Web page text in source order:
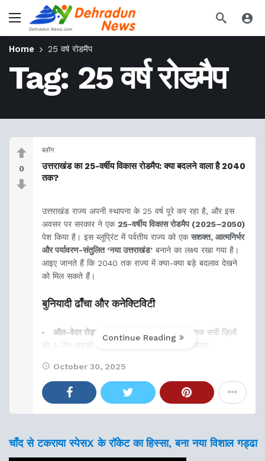
Home 25 वर्ष रोडमैप
Tag: 25 वर्ष रोडमैप
0
ब्लॉग
उत्तराखंड का 25-वर्षीय विकास रोडमैप: क्या बदलने वाला है 2040
तक?
उत्तराखंड राज्य अपनी स्थापना के 25 वर्ष पूरे कर रहा है, और इस
अवसर पर सरकार ने एक 25-वर्षीय विकास रोडमैप (2025–2050)
पेश किया है। इस ब्लूप्रिंट में पर्वतीय राज्य को एकसशक्त, आत्मनिर्भर
और पर्यावरण-संतुलित ‘नया उत्तराखंड’ बनाने का लक्ष्य रखा गया है।
आइए जानते हैं कि 2040 तक राज्य में क्या-क्या बड़े बदलाव देखने
को मिल सकते हैं।
बुनियादी ढाँचा और कनेक्टिविटी
ऑल-वेदर रोड्स और हिल हाइवे नेटवर्क:
2030 तक सभी ज़िलों
को 4-लेन सड़कों और टनल कनेक्टिविटी से जोड़ा जाएगा।
देहरादून–टनकपुर एक्सप्रेसवे
Continue Reading
October 30, 2025
चाँद से टकराया स्पेसX के रॉकेट का हिस्सा, बना नया विशाल गड्ढा